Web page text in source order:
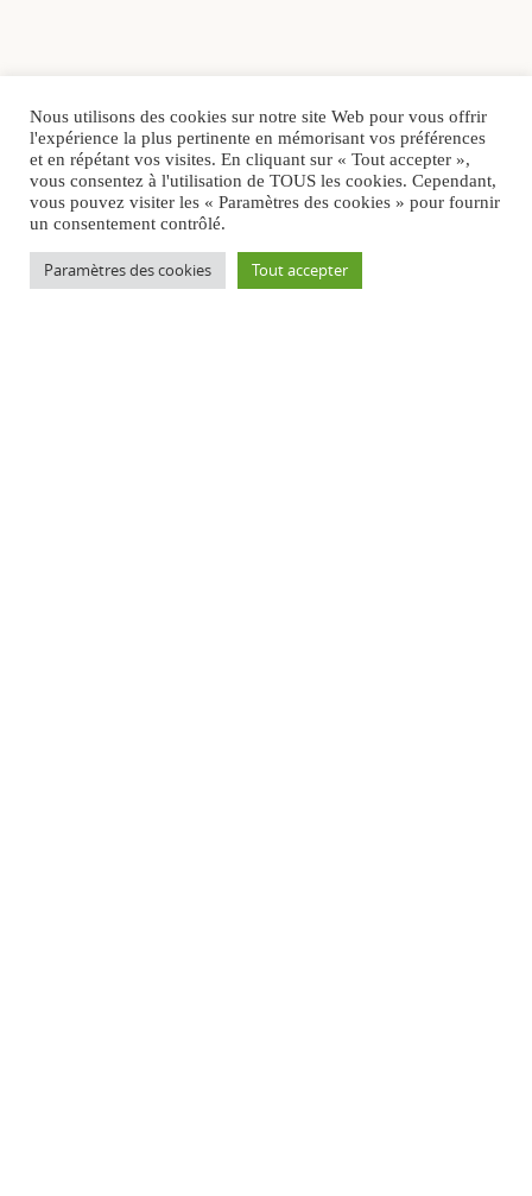
Nous utilisons des cookies sur notre site Web pour vous offrir
l'expérience la plus pertinente en mémorisant vos préférences
et en répétant vos visites. En cliquant sur « Tout accepter »,
vous consentez à l'utilisation de TOUS les cookies. Cependant,
vous pouvez visiter les « Paramètres des cookies » pour fournir
un consentement contrôlé.
Paramètres des cookies Tout accepter